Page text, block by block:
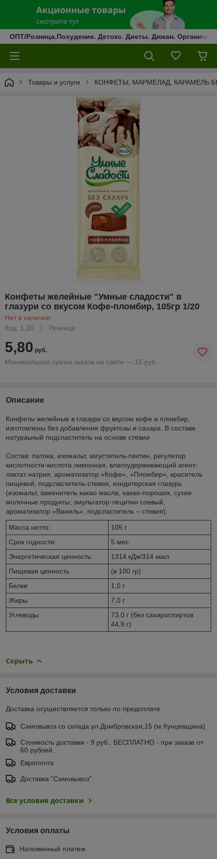
ОПТ/Розница.Похудение. Детокс. Диеты. Дюкан.
Товары и услуги КОНФЕТЫ, МАРМЕЛАД, КАРАМЕЛЬ
Конфеты желейные "Умные сладости" в
глазури со вкусом Кофе-пломбир, 105гр 1/20
Нет в наличии
Код: 1,20
Розница
5,80 руб.
Минимальная сумма заказа на сайте — 15 руб.
Описание
Конфеты желейные в глазури со вкусом кофе и пломбир,
изготовлены без добавления фруктозы и сахара. В составе
натураьный подсластитель на основе стевии
Состав: патока, изомальт, загуститель-пектин, регулятор
кислотности-кислота лимонная, влагоудерживающий агент-
лактат натрия, ароматизатор «Кофе», «Пломбир», краситель
пищевой, подсластитель-стевия, кондитерская глазурь
(изомальт, заменитель какао масла, какао-порошок, сухие
молочные продукты, эмульгатор-лецитин соевый,
ароматизатор «Ваниль», подсластитель – стевия).
Масса нетто:
105 г
Срок годности:
5 мес
Энергетическая ценность:
1314 кДж/314 ккал
Пищевая ценность
(в 100 гр):
Белки
1,0 г
Жиры
7,0 г
Углеводы
73,0 г (без сахароспиртов
44,9 г)
Скрыть
Условия доставки
Доставка осуществляется только по предоплате.
Самовывоз со склада.ул.Домбровская,15 (м.Кунцевщина)
Стоимость доставки - 9 руб., БЕСПЛАТНО - при заказе от
60 рублей.
Европочта
Доставка "Самовывоз"
Все условия доставки
Условия оплаты
Наложенный платеж